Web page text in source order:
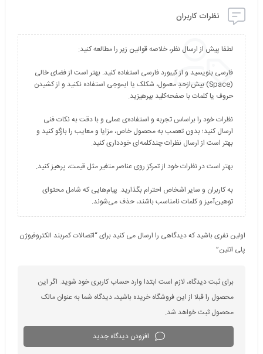
نظرات کاربران
فارسی بنویسید و از کیبورد فارسی استفاده کنید. بهتر است از فضای خالی
(Space) بیش‌از‌حدِ معمول، شکلک یا ایموجی استفاده نکنید و از کشیدن
نظرات خود را براساس تجربه و استفاده‌ی عملی و با دقت به نکات فنی
ارسال کنید؛ بدون تعصب به محصول خاص، مزایا و معایب را بازگو کنید و
به کاربران و سایر اشخاص احترام بگذارید. پیام‌هایی که شامل محتوای
توهین‌آمیز و کلمات نامناسب باشند، حذف می‌شوند.
اولین نفری باشید که دیدگاهی را ارسال می کنید برای “اتصالات کمربند الکتروفیوژن
پلی اتلین”
برای ثبت دیدگاه، لازم است ابتدا وارد حساب کاربری خود شوید. اگر این
محصول را قبلا از این فروشگاه خریده باشید، دیدگاه شما به عنوان مالک
محصول ثبت خواهد شد.
افزودن دیدگاه جدید